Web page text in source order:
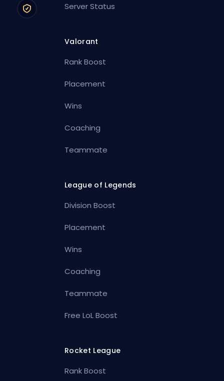
Server Status
Valorant
Rank Boost
Placement
Wins
Coaching
Teammate
League of Legends
Division Boost
Placement
Wins
Coaching
Teammate
Free LoL Boost
Rocket League
Rank Boost